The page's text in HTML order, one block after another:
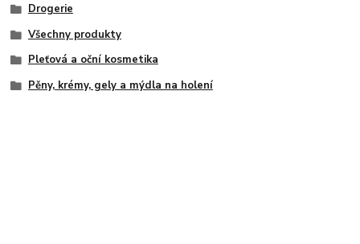
Drogerie
Všechny produkty
Pleťová a oční kosmetika
Pěny, krémy, gely a mýdla na holení